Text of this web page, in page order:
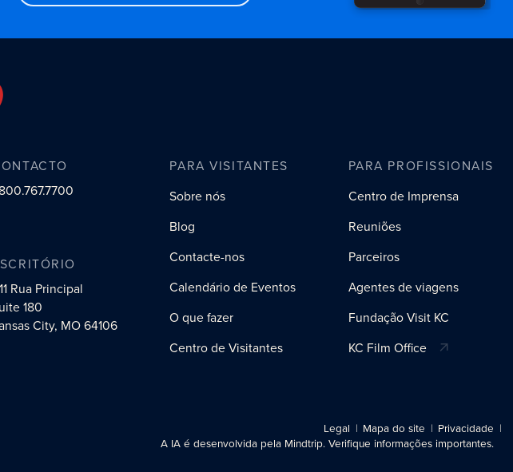
Rua Principal
180
City, MO 64106
PARA VISITANTES
Sobre nós
Blog
Contacte-nos
Calendário de Eventos
O que fazer
Centro de Visitantes
PARA PROFISSIONAIS
Centro de Imprensa
Reuniões
Parceiros
Agentes de viagens
Fundação Visit KC
KC Film Office
Legal Mapa do site
Privacidade
A IA é desenvolvida pela Mindtrip. Verifique informações importantes.